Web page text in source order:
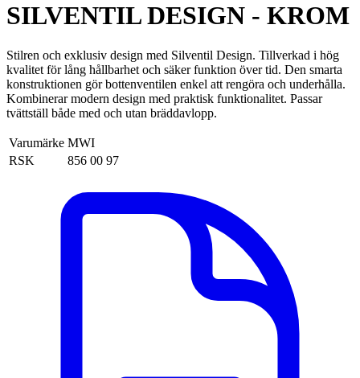
SILVENTIL DESIGN - KROM
Stilren och exklusiv design med Silventil Design. Tillverkad i hög
kvalitet för lång hållbarhet och säker funktion över tid. Den smarta
konstruktionen gör bottenventilen enkel att rengöra och underhålla.
Kombinerar modern design med praktisk funktionalitet. Passar
tvättställ både med och utan bräddavlopp.
Varumärke MWI
RSK
856 00 97